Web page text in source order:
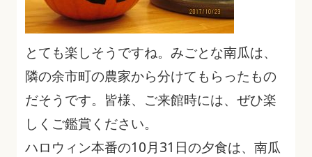
とても楽しそうですね。みごとな南瓜は、
隣の余市町の農家から分けてもらったもの
だそうです。皆様、ご来館時には、ぜひ楽
しくご鑑賞ください。
ハロウィン本番の10月31日の夕食は、南瓜